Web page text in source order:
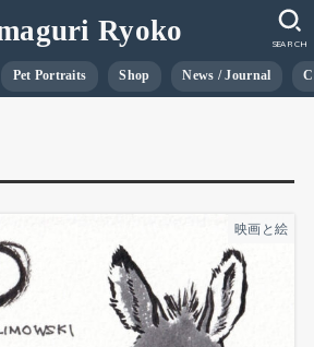
Ryoko
Pet Portraits Shop News / Journal
SEARCH
映画と絵